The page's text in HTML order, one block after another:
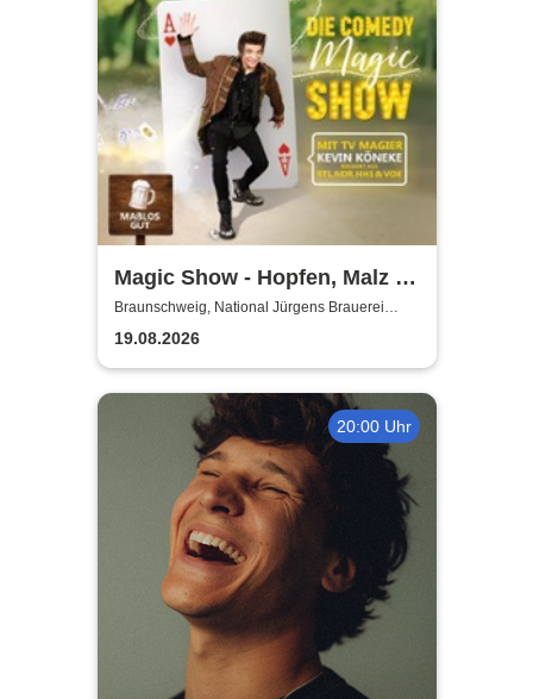
Magic Show - Hopfen, Malz &
Wunder - Kevin Köneke
Braunschweig, National Jürgens Brauerei
GmbH
19.08.2026
20:00 Uhr